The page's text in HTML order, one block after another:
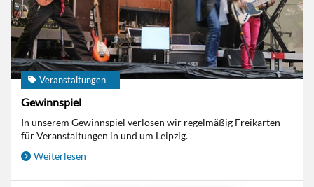
Veranstaltungen
Gewinnspiel
In unserem Gewinnspiel verlosen wir regelmäßig Freikarten
für Veranstaltungen in und um Leipzig.
Weiterlesen